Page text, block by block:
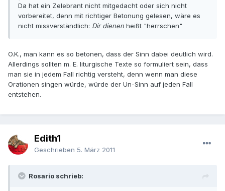
Da hat ein Zelebrant nicht mitgedacht oder sich nicht
vorbereitet, denn mit richtiger Betonung gelesen, wäre es
nicht missverständlich: Dir dienen heißt "herrschen"
O.K., man kann es so betonen, dass der Sinn dabei deutlich wird.
Allerdings sollten m. E. liturgische Texte so formuliert sein, dass
man sie in jedem Fall richtig versteht, denn wenn man diese
Orationen singen würde, würde der Un-Sinn auf jeden Fall
entstehen.
Edith1
Geschrieben 5. März 2011
Rosario schrieb: